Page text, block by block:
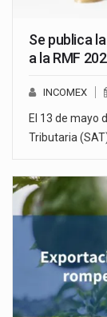
Se publica
a la RMF
INCOMEX
El 13 de mayo
Tributaria